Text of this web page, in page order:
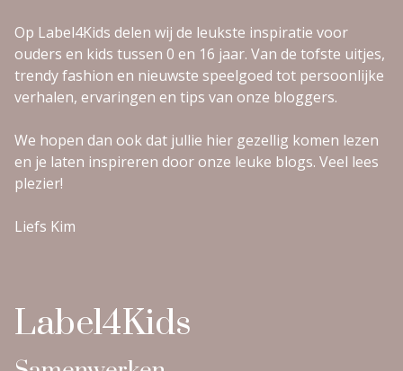
Op Label4Kids delen wij de leukste inspiratie voor
ouders en kids tussen 0 en 16 jaar. Van de tofste uitjes,
trendy fashion en nieuwste speelgoed tot persoonlijke
verhalen, ervaringen en tips van onze bloggers.
We hopen dan ook dat jullie hier gezellig komen lezen
en je laten inspireren door onze leuke blogs. Veel lees
plezier!
Liefs Kim
Label4Kids